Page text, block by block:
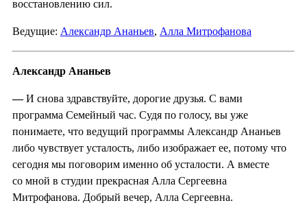
восстановлению сил.
Ведущие: Александр Ананьев, Алла Митрофанова
Александр Ананьев
—И снова здравствуйте, дорогие друзья. С вами
программа Семейный час. Судя по голосу, вы уже
понимаете, что ведущий программы Александр Ананьев
либо чувствует усталость, либо изображает ее, потому что
сегодня мы поговорим именно об усталости. А вместе
со мной в студии прекрасная Алла Сергеевна
Митрофанова. Добрый вечер, Алла Сергеевна.